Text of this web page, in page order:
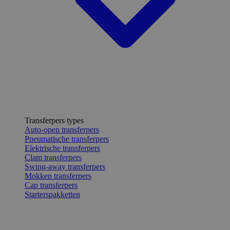
Transferpers types
Auto-open transferpers
Pneumatische transferpers
Elektrische transferpers
Clam transferpers
Swing-away transferpers
Mokken transferpers
Cap transferpers
Starterspakketten